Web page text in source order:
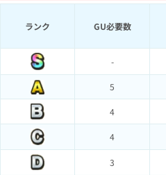
ランク GU必要数
-
5
4
4
3